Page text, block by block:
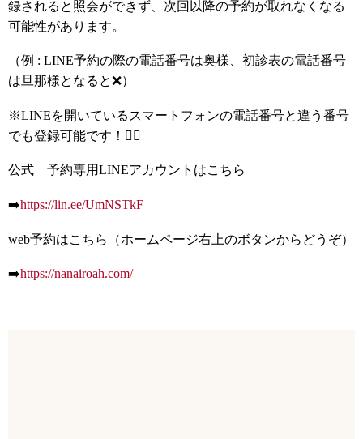
録されると照会ができず、次回以降の予約が取れなくなる
可能性があります。
（例 : LINE予約の際の電話番号は奥様、初診表の電話番号
は旦那様となると❌️）
※LINEを開いているスマートフォンの電話番号と違う番号
でも登録可能です！🙆‍♀️
公式 予約専用LINEアカウントはこちら
➡️https://lin.ee/UmNSTkF
web予約はこちら（ホームページ右上のボタンからどうぞ）
➡️https://nanairoah.com/